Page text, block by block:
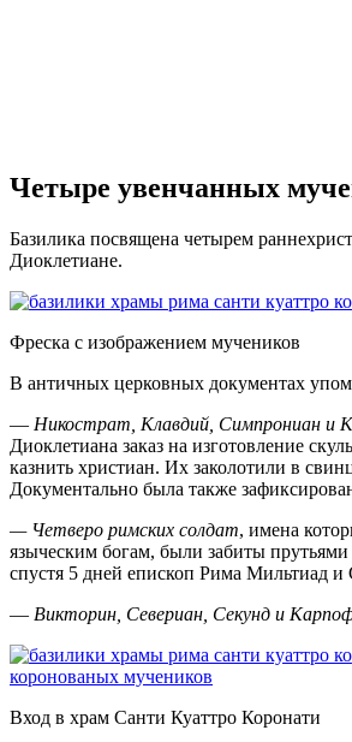
Четыре увенчанных
Базилика посвящена четырем
Диоклетиане.
Фреска с изображением мучеников
В античных церковных документах
— Никострат, Клавдий, Симпрониан и
Диоклетиана заказ на изготовление
казнить христиан. Их заколотили в
Документально была также
— Четверо римских солдат, имена
языческим богам, были забиты
спустя 5 дней епископ Рима Мильтиад и
— Викторин, Севериан, Секунд и
Вход в храм Санти Куаттро Коронати